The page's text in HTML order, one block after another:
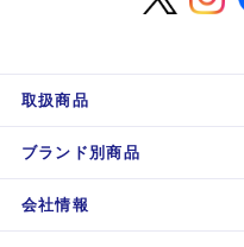
取扱商品
ブランド別商品
会社情報